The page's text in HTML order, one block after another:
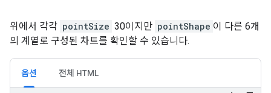
위에서 각각 pointSize 30이지만 pointShape 이 다른 6개
의 계열로 구성된 차트를 확인할 수 있습니다.
옵션 전체 HTML